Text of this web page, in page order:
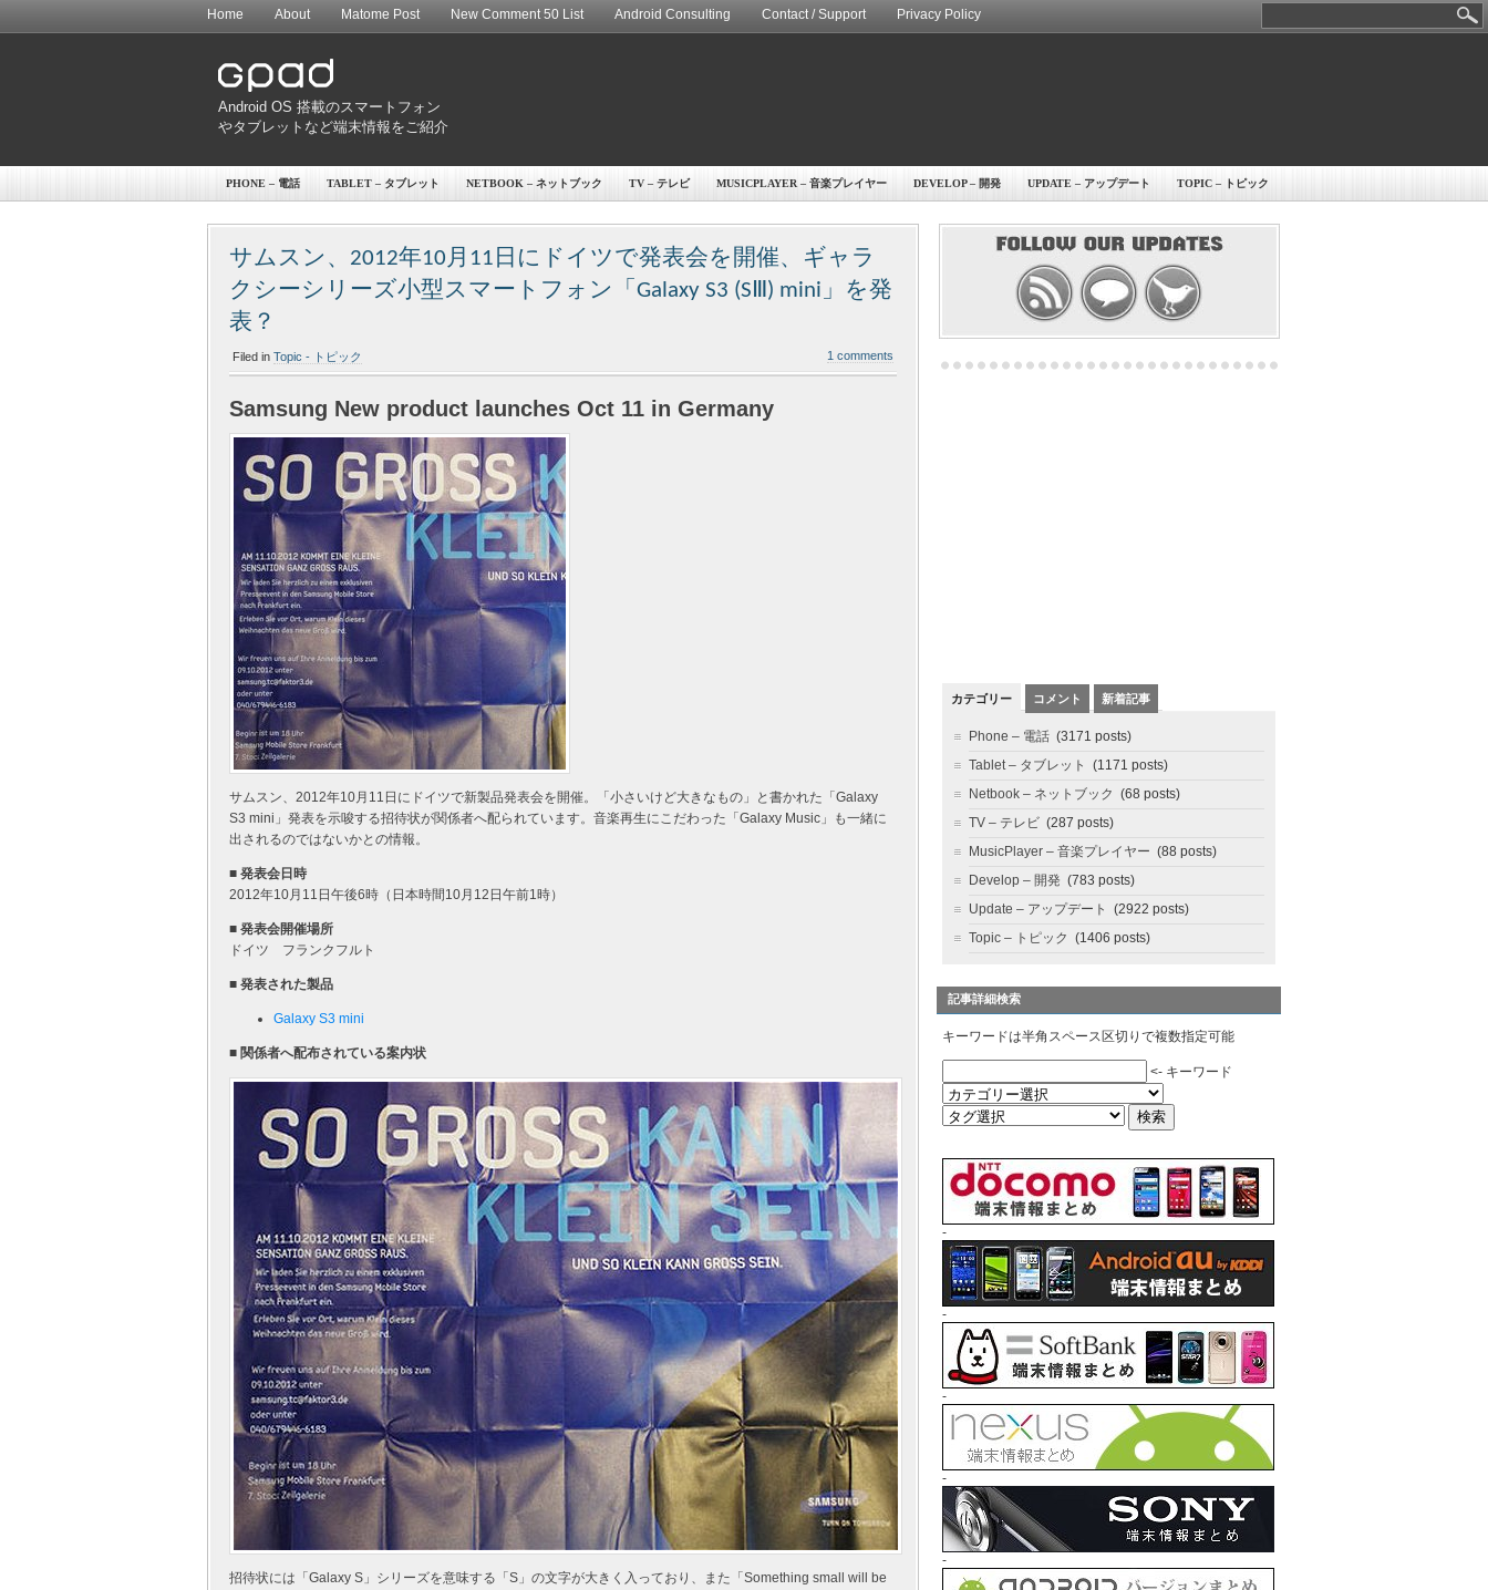
Home About Matome Post New Comment 50 List Android Consulting Contact / Support Privacy Policy
Android OS 搭載のスマートフォン
やタブレットなど端末情報をご紹介
PHONE – 電話 TABLET – タブレット NETBOOK – ネットブック TV – テレビ MUSICPLAYER – 音楽プレイヤー DEVELOP – 開発 UPDATE – アップデート TOPIC – トピック
サムスン、2012年10月11日にドイツで発表会を開催、ギャラ
クシーシリーズ小型スマートフォン「Galaxy S3 (SⅢ) mini」を発
表？
Filed in Topic - トピック 1 comments
Samsung New product launches Oct 11 in Germany
サムスン、2012年10月11日にドイツで新製品発表会を開催。「小さいけど大きなもの」と書かれた「Galaxy
S3 mini」発表を示唆する招待状が関係者へ配られています。音楽再生にこだわった「Galaxy Music」も一緒に
出されるのではないかとの情報。
■ 発表会日時
2012年10月11日午後6時（日本時間10月12日午前1時）
■ 発表会開催場所
ドイツ フランクフルト
■ 発表された製品
Galaxy S3 mini
■ 関係者へ配布されている案内状
招待状には「Galaxy S」シリーズを意味する「S」の文字が大きく入っており、また「Something small will be
カテゴリー コメント 新着記事
Phone – 電話 (3171 posts)
Tablet – タブレット
(1171 posts)
Netbook – ネットブック (68 posts)
TV – テレビ (287 posts)
MusicPlayer – 音楽プレイヤー (88 posts)
Develop – 開発 (783 posts)
Update – アップデート
(2922 posts)
Topic – トピック (1406 posts)
記事詳細検索
キーワードは半角スペース区切りで複数指定可能
<- キーワード
-
-
-
-
-